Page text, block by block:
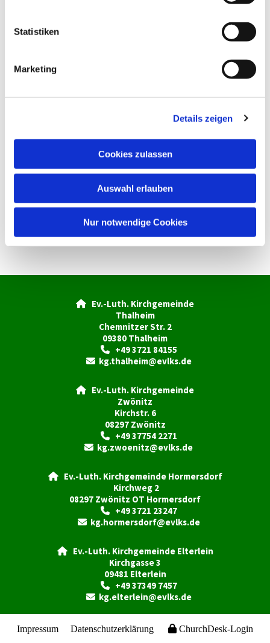
Statistiken
Marketing
Details zeigen
Cookies zulassen
Auswahl erlauben
Nur notwendige Cookies

Ev.-Luth. Kirchgemeinde
Thalheim
Chemnitzer Str. 2
09380 Thalheim
+49 3721 84155
 kg.thalheim@evlks.de

Ev.-Luth. Kirchgemeinde
Zwönitz
Kirchstr. 6
08297 Zwönitz
+49 37754 2271
 kg.zwoenitz@evlks.de
Ev.-Luth. Kirchgemeinde Hormersdorf
Kirchweg 2
08297 Zwönitz OT Hormersdorf
+49 3721 23247
 kg.hormersdorf@evlks.de
Ev.-Luth. Kirchgemeinde Elterlein
Kirchgasse 3
09481 Elterlein
+49 37349 7457
 kg.elterlein@evlks.de
Impressum Datenschutzerklärung ChurchDesk-Login